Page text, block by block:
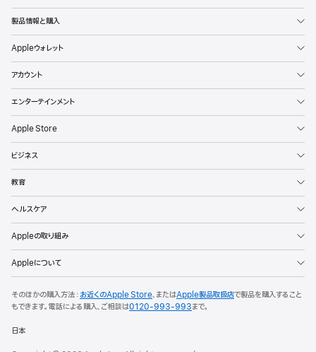
製品情報と購入
Appleウォレット
アカウント
エンターテインメント
Apple Store
ビジネス
教育
ヘルスケア
Appleの取り組み
Appleについて
そのほかの購入方法： お近くのApple Store、またはApple製品取扱店で製品を購入すること
もできます。 電話による購入、ご相談は0120-993-993まで。
日本